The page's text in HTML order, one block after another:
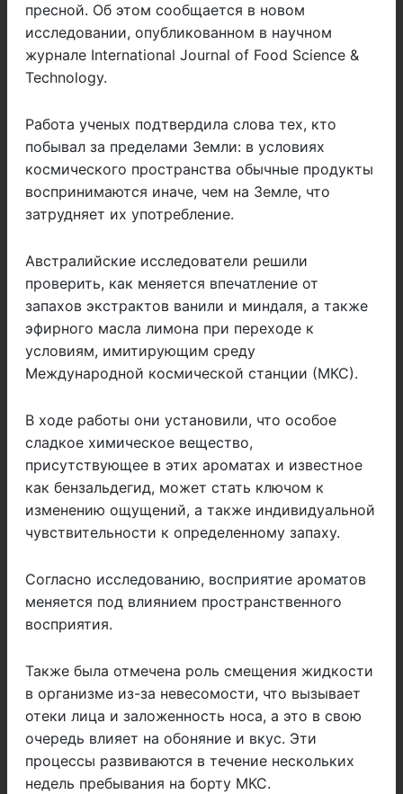
пресной. Об этом сообщается в новом
исследовании, опубликованном в научном
журнале International Journal of Food Science &
Technology.
Работа ученых подтвердила слова тех, кто
побывал за пределами Земли: в условиях
космического пространства обычные продукты
воспринимаются иначе, чем на Земле, что
затрудняет их употребление.
Австралийские исследователи решили
проверить, как меняется впечатление от
запахов экстрактов ванили и миндаля, а также
эфирного масла лимона при переходе к
условиям, имитирующим среду
Международной космической станции (МКС).
В ходе работы они установили, что особое
сладкое химическое вещество,
присутствующее в этих ароматах и известное
как бензальдегид, может стать ключом к
изменению ощущений, а также индивидуальной
чувствительности к определенному запаху.
Согласно исследованию, восприятие ароматов
меняется под влиянием пространственного
восприятия.
Также была отмечена роль смещения жидкости
в организме из-за невесомости, что вызывает
отеки лица и заложенность носа, а это в свою
очередь влияет на обоняние и вкус. Эти
процессы развиваются в течение нескольких
недель пребывания на борту МКС.